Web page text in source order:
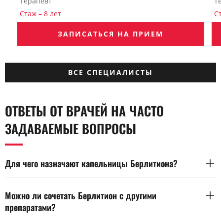
Стаж – 8 лет
ЗАПИСАТЬСЯ НА ПРИЕМ
ВСЕ СПЕЦИАЛИСТЫ
ОТВЕТЫ ОТ ВРАЧЕЙ НА ЧАСТО
ЗАДАВАЕМЫЕ ВОПРОСЫ
Для чего назначают капельницы Берлитиона?
обмен и снижающую окислительный стресс. Препарат
улучшает работу нервных волокон и печени. Назначается
при диабетической полинейропатии и интоксикациях.
Можно ли сочетать Берлитион с другими
препаратами?